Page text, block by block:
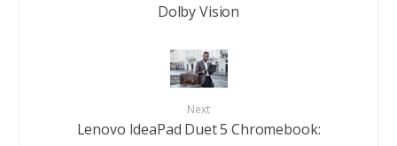
Dolby Vision
Next
Lenovo IdeaPad Duet 5 Chromebook: